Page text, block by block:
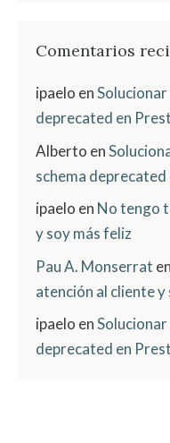
Comentarios
ipaelo en
deprecated en
Alberto en
schema
ipaelo en No tengo
y soy más feliz
Pau A. Monserrat en
atención al cliente
ipaelo en
deprecated en